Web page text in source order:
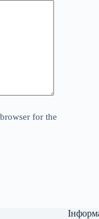
for the